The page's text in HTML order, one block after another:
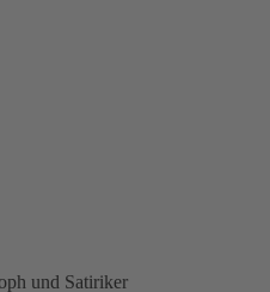
und Satiriker